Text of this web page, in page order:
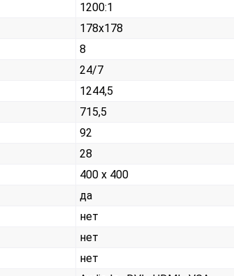
1200:1
178x178
8
24/7
1244,5
715,5
92
28
400 x 400
да
нет
нет
нет